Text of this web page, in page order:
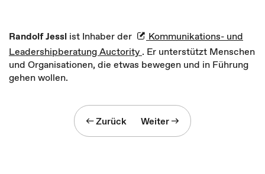
Randolf Jessl ist Inhaber der
Kommunikations- und
Leadershipberatung Auctority . Er unterstützt Menschen
und Organisationen, die etwas bewegen und in Führung
gehen wollen.
Zurück Weiter